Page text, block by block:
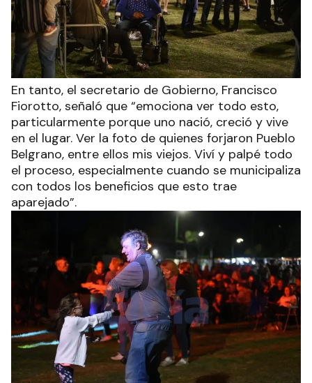
En tanto, el secretario de Gobierno, Francisco
Fiorotto, señaló que “emociona ver todo esto,
particularmente porque uno nació, creció y vive
en el lugar. Ver la foto de quienes forjaron Pueblo
Belgrano, entre ellos mis viejos. Viví y palpé todo
el proceso, especialmente cuando se municipaliza
con todos los beneficios que esto trae
aparejado”.